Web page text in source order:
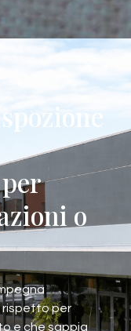
o
rispetto per
e che sappia